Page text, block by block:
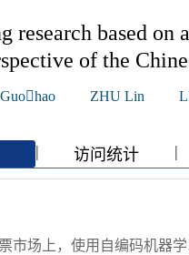
research based
of the
ZHU Lin
|| 访问统计 ||
市场上，使用自编码机器